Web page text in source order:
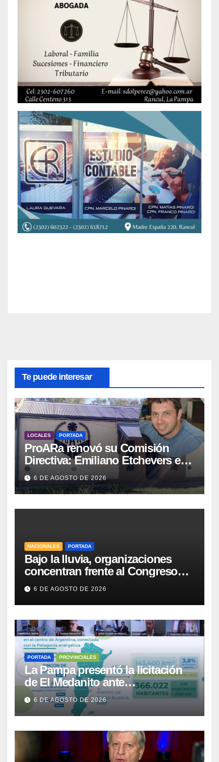
Te puede interesar
LOCALES PORTADA
ProARa renovó su Comisión
Directiva: Emiliano Etchevers es
el nuevo Presidente de la entidad
6 DE AGOSTO DE 2026
NACIONALES PORTADA
Bajo la lluvia, organizaciones
concentran frente al Congreso
contra de la Ley de Propiedad
Privada
6 DE AGOSTO DE 2026
PORTADA PROVINCIALES
La Pampa presentó la licitación
de El Medanito ante
representaciones diplomáticas
6 DE AGOSTO DE 2026